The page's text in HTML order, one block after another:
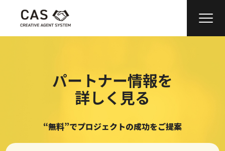
パートナー情報を
詳しく見る
“無料”でプロジェクトの成功をご提案